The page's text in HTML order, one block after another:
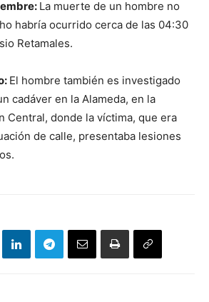
La muerte de un hombre no
habría ocurrido cerca de las 04:30
Retamales.
El hombre también es investigado
cadáver en la Alameda, en la
Central, donde la víctima, que era
de calle, presentaba lesiones